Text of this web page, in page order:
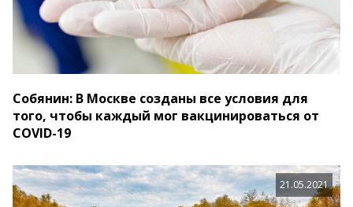
Собянин: В Москве созданы все условия для
того, чтобы каждый мог вакцинироваться от
COVID-19
21.05.2021